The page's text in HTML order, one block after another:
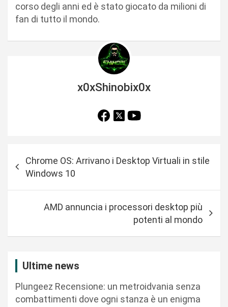
corso degli anni ed è stato giocato da milioni di
fan di tutto il mondo.
x0xShinobix0x
a
Chrome OS: Arrivano i Desktop Virtuali in stile
Windows 10
AMD annuncia i processori desktop più
potenti al mondo
Ultime news
Plungeez Recensione: un metroidvania senza
combattimenti dove ogni stanza è un enigma